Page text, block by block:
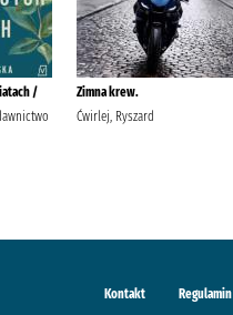
/
Zimna krew.
Ćwirlej, Ryszard
Kontakt Regulamin